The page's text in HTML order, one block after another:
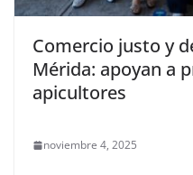
Comercio justo y
Mérida: apoyan a
apicultores
noviembre 4, 2025